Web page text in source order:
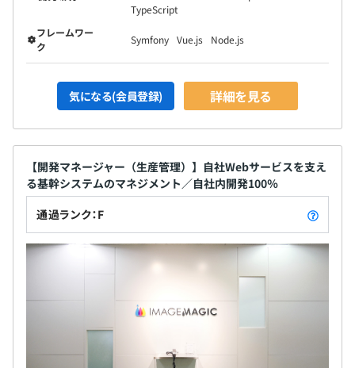
用意いたします。
TypeScript
フレームワー
ク
Symfony Vue.js Node.js
気になる(会員登録) 詳細を見る
【開発マネージャー（生産管理）】自社Webサービスを支え
る基幹システムのマネジメント／自社内開発100％
通過ランク：F